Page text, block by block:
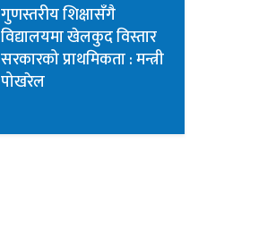
गुणस्तरीय शिक्षासँगै
विद्यालयमा खेलकुद विस्तार
सरकारको प्राथमिकता : मन्त्री
पोखरेल